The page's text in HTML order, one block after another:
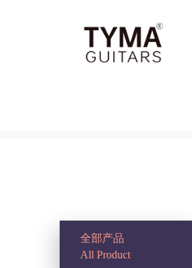
全部产品
All Product